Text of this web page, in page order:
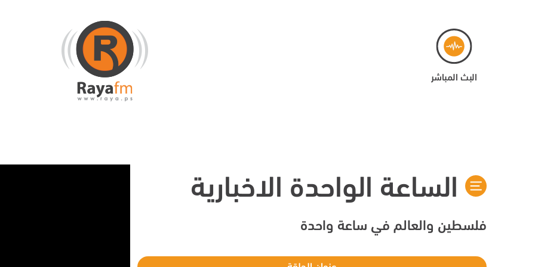
البث المباشر
الساعة الواحدة الاخبارية
فلسطين والعالم في ساعة واحدة